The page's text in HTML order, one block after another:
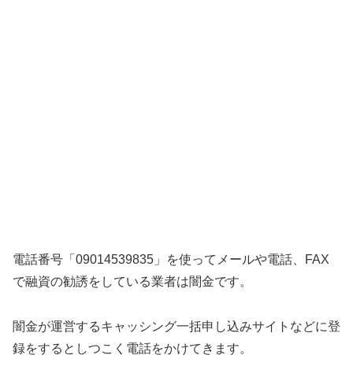
電話番号「09014539835」を使ってメールや電話、FAX
で融資の勧誘をしている業者は闇金です。
闇金が運営するキャッシング一括申し込みサイトなどに登
録をするとしつこく電話をかけてきます。